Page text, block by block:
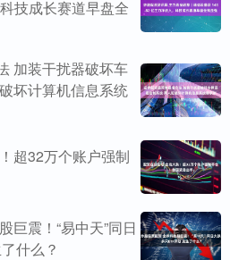
技成长赛道早盘全
加装干扰器破坏车
坏计算机信息系统
超32万个账户强制
巨震！“易中天”同日
什么？